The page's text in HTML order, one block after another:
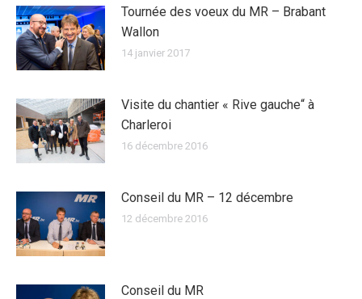
Tournée des voeux du MR – Brabant
Wallon
14 janvier 2017
Visite du chantier « Rive gauche“ à
Charleroi
16 décembre 2016
Conseil du MR – 12 décembre
12 décembre 2016
Conseil du MR